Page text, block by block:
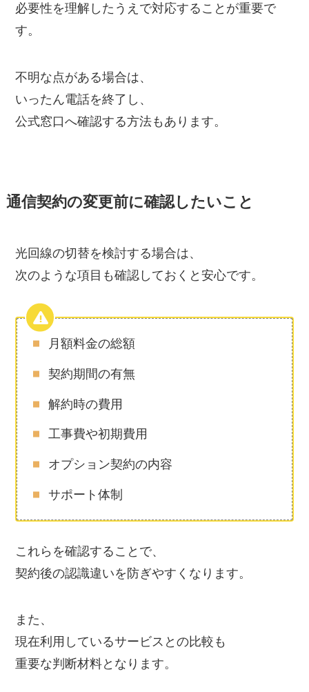
必要性を理解したうえで対応することが重要で
す。
不明な点がある場合は、
いったん電話を終了し、
公式窓口へ確認する方法もあります。
通信契約の変更前に確認したいこと
光回線の切替を検討する場合は、
次のような項目も確認しておくと安心です。
月額料金の総額
契約期間の有無
解約時の費用
工事費や初期費用
オプション契約の内容
サポート体制
これらを確認することで、
契約後の認識違いを防ぎやすくなります。
また、
現在利用しているサービスとの比較も
重要な判断材料となります。